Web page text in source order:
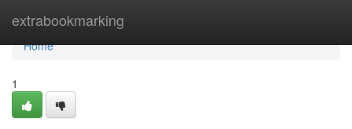
extrabookmarking
Home
Home
1